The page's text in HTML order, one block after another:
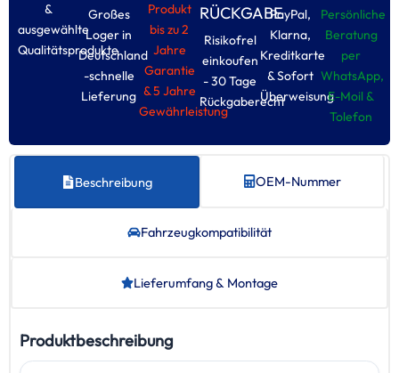
&
ausgewählte
Qualitätsprodukte
Großes
Loger in
Deutschland
-schnelle
Lieferung
Produkt
bis zu 2
Jahre
Garantie
& 5 Jahre
Gewährleistung
RÜCKGABE
Risikofrel
einkoufen
- 30 Tage
Rückgaberecht
PayPal,
Klarna,
Kreditkarte
& Sofort
Überweisung
Persönliche
Beratung
per
WhatsApp,
E-Moil &
Tolefon
Beschreibung OEM-Nummer
Fahrzeug­kompatibilität
Lieferumfang & Montage
Produktbeschreibung